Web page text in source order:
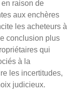
raison de
aux enchères
les acheteurs à
conclusion plus
qui
à la
les incertitudes,
judicieux.